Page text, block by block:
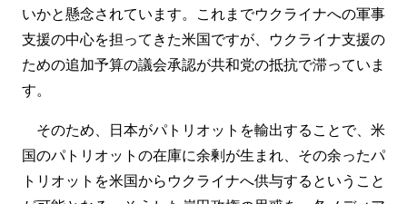
いかと懸念されています。これまでウクライナへの軍事
支援の中心を担ってきた米国ですが、ウクライナ支援の
ための追加予算の議会承認が共和党の抵抗で滞っていま
す。
そのため、日本がパトリオットを輸出することで、米
国のパトリオットの在庫に余剰が生まれ、その余ったパ
トリオットを米国からウクライナへ供与するということ